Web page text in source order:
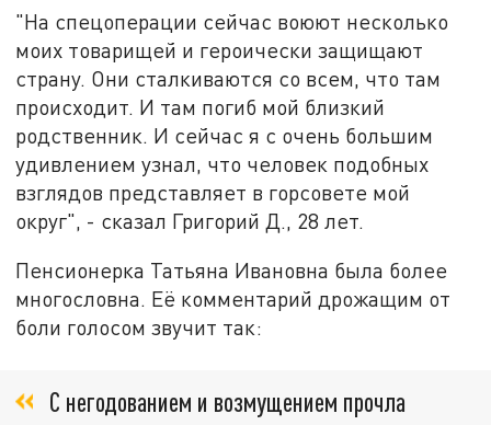
"На спецоперации сейчас воюют несколько
моих товарищей и героически защищают
страну. Они сталкиваются со всем, что там
происходит. И там погиб мой близкий
родственник. И сейчас я с очень большим
удивлением узнал, что человек подобных
взглядов представляет в горсовете мой
округ", - сказал Григорий Д., 28 лет.
Пенсионерка Татьяна Ивановна была более
многословна. Её комментарий дрожащим от
боли голосом звучит так:
С негодованием и возмущением прочла